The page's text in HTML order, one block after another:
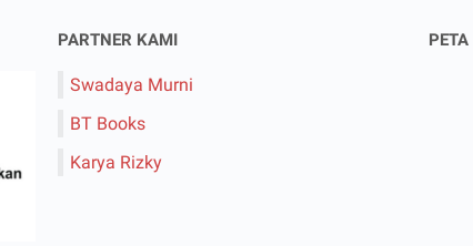
PARTNER KAMI
Swadaya Murni
BT Books
Karya Rizky